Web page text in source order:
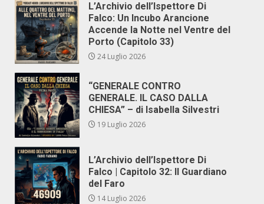
L’Archivio dell’Ispettore Di
Falco: Un Incubo Arancione
Accende la Notte nel Ventre del
Porto (Capitolo 33)
24 Luglio 2026
“GENERALE CONTRO
GENERALE. IL CASO DALLA
CHIESA” – di Isabella Silvestri
19 Luglio 2026
L’Archivio dell’Ispettore Di
Falco | Capitolo 32: Il Guardiano
del Faro
14 Luglio 2026